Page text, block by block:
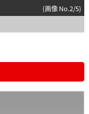
(画像 No.2/5)